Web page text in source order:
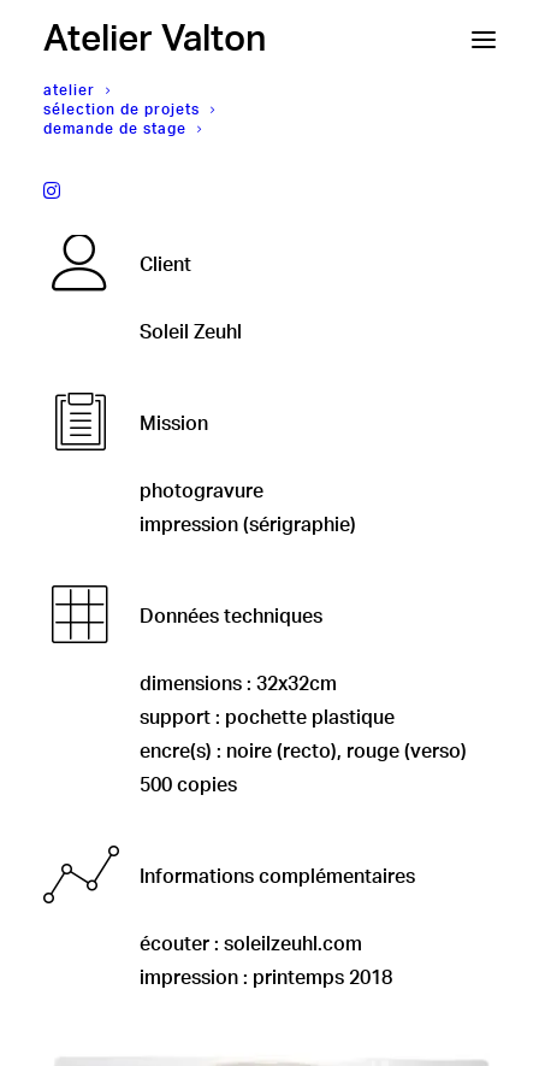
Atelier Valton
atelier
sélection de projets
demande de stage
Soleil Zeuhl - Shub Niggurath,
Client
Soleil Zeuhl
Mission
photogravure
impression (sérigraphie)
Données techniques
dimensions : 32x32cm
support : pochette plastique
encre(s) : noire (recto), rouge (verso)
500 copies
Informations complémentaires
écouter : soleilzeuhl.com
impression : printemps 2018